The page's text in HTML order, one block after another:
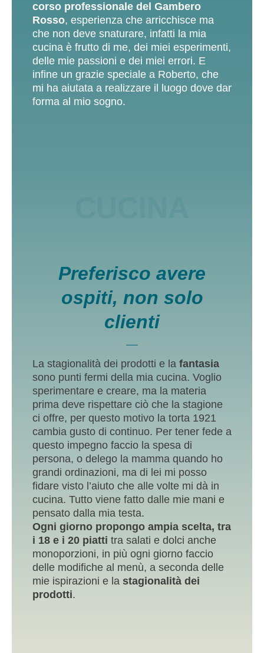
corso professionale del Gambero
Rosso, esperienza che arricchisce ma
che non deve snaturare, infatti la mia
cucina è frutto di me, dei miei esperimenti,
delle mie passioni e dei miei errori. E
infine un grazie speciale a Roberto, che
mi ha aiutata a realizzare il luogo dove dar
forma al mio sogno.
Preferisco avere
ospiti, non solo
clienti
La stagionalità dei prodotti e la fantasia
sono punti fermi della mia cucina. Voglio
sperimentare e creare, ma la materia
prima deve rispettare ciò che la stagione
ci offre, per questo motivo la torta 1921
cambia gusto di continuo. Per tener fede a
questo impegno faccio la spesa di
persona, o delego la mamma quando ho
grandi ordinazioni, ma di lei mi posso
fidare visto l’aiuto che alle volte mi dà in
cucina. Tutto viene fatto dalle mie mani e
pensato dalla mia testa.
Ogni giorno propongo ampia scelta, tra
i 18 e i 20 piatti tra salati e dolci anche
monoporzioni, in più ogni giorno faccio
delle modifiche al menù, a seconda delle
mie ispirazioni e la stagionalità dei
prodotti.